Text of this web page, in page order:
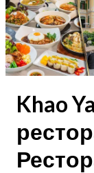
Khao